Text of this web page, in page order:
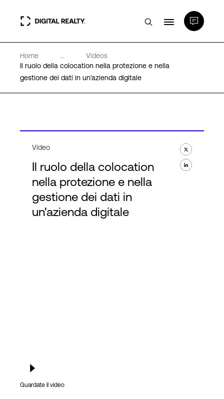
Data center
PlatformDIGITAL®
Chi Siamo
Home ...
Videos
Il ruolo della colocation nella protezione e nella
gestione dei dati in un'azienda digitale
Video
Il ruolo della colocation
nella protezione e nella
gestione dei dati in
un'azienda digitale
Guardate il video